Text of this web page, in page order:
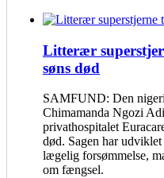
Litterær
søns død
SAMFUND: Den
Chimamanda Ngozi
privathospitalet
død. Sagen har
lægelig forsømmelse,
om fængsel.